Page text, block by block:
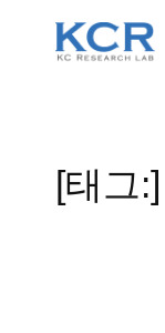
[태그:]